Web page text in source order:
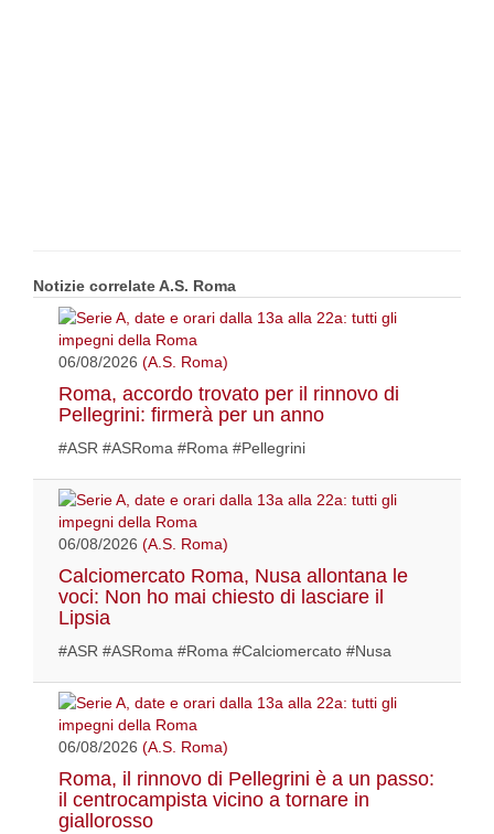
Notizie correlate A.S. Roma
06/08/2026 (A.S. Roma)
Roma, accordo trovato per il rinnovo di
Pellegrini: firmerà per un anno
#ASR #ASRoma #Roma #Pellegrini
06/08/2026 (A.S. Roma)
Calciomercato Roma, Nusa allontana le
voci: Non ho mai chiesto di lasciare il
Lipsia
#ASR #ASRoma #Roma #Calciomercato #Nusa
06/08/2026 (A.S. Roma)
Roma, il rinnovo di Pellegrini è a un passo:
il centrocampista vicino a tornare in
giallorosso